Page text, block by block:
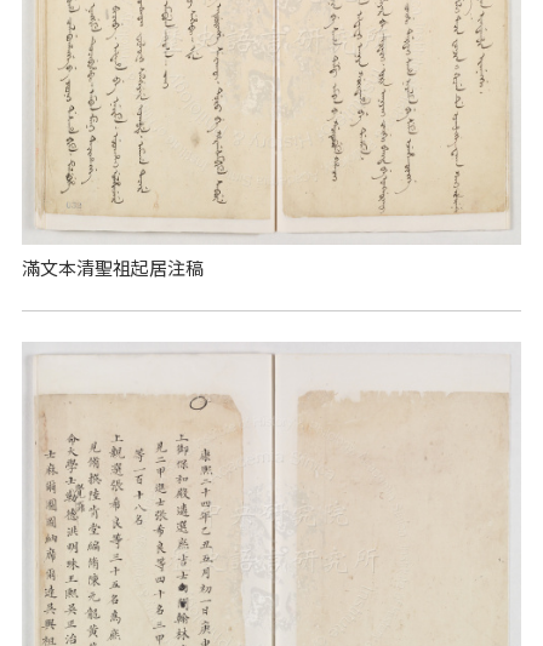
滿文本清聖祖起居注稿